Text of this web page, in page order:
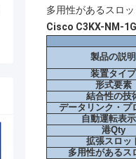
多用性があるスロ
Cisco C3KX-NM-
製品の説明
装置タイプ
形式要素
結合性の技
データリンク・プ
自動運転表
港Qty
拡張スロッ
多用性があるス